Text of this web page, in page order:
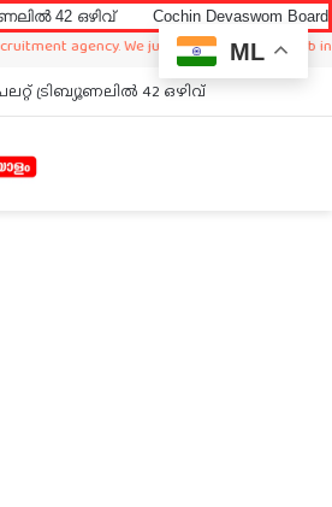
ഒഴിവ് Cochin Devaswom Board LD
agency. We just sharing available job in
ട്രിബ്യൂണലിൽ 42 ഒഴിവ്
ML